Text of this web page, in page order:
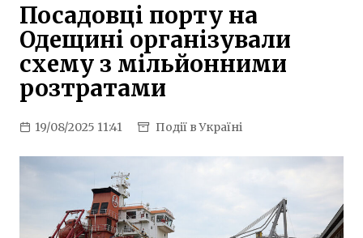
Посадовці порту на
Одещині організували
схему з мільйонними
розтратами
19/08/2025 11:41 Події в Україні